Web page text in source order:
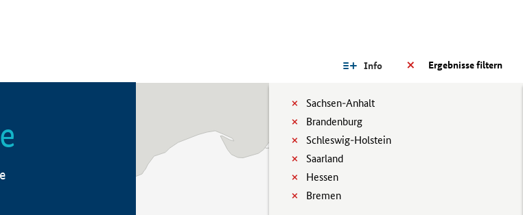
Ergebnisse filtern
Info
Sachsen-Anhalt
Brandenburg
Schleswig-Holstein
Saarland
Hessen
Bremen